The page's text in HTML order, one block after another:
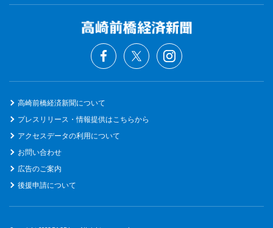
高崎前橋経済新聞について
プレスリリース・情報提供はこちらから
アクセスデータの利用について
お問い合わせ
広告のご案内
後援申請について